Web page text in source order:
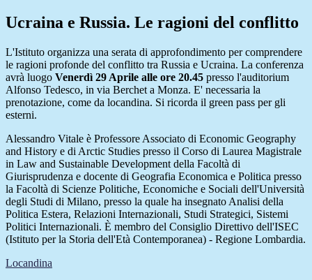
Ucraina e Russia. Le ragioni del conflitto
L'Istituto organizza una serata di approfondimento per comprendere
le ragioni profonde del conflitto tra Russia e Ucraina. La conferenza
avrà luogo Venerdì 29 Aprile alle ore 20.45 presso l'auditorium
Alfonso Tedesco, in via Berchet a Monza. E' necessaria la
prenotazione, come da locandina. Si ricorda il green pass per gli
esterni.
Alessandro Vitale è Professore Associato di Economic Geography
and History e di Arctic Studies presso il Corso di Laurea Magistrale
in Law and Sustainable Development della Facoltà di
Giurisprudenza e docente di Geografia Economica e Politica presso
la Facoltà di Scienze Politiche, Economiche e Sociali dell'Università
degli Studi di Milano, presso la quale ha insegnato Analisi della
Politica Estera, Relazioni Internazionali, Studi Strategici, Sistemi
Politici Internazionali. È membro del Consiglio Direttivo dell'ISEC
(Istituto per la Storia dell'Età Contemporanea) - Regione Lombardia.
Locandina